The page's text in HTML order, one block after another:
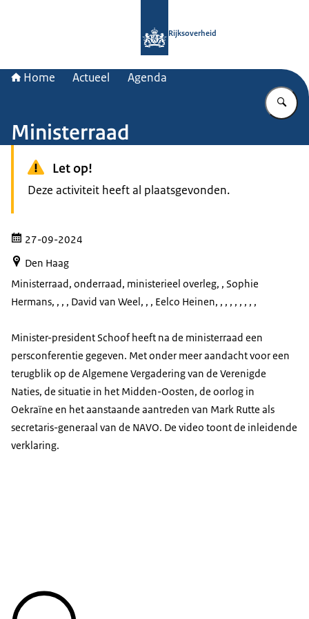
Rijksoverheid
Home Actueel Agenda
Ministerraad
Let op!
Deze activiteit heeft al plaatsgevonden.
27-09-2024
Den Haag
Ministerraad, onderraad, ministerieel overleg, , Sophie
Hermans, , , , David van Weel, , , Eelco Heinen, , , , , , , , ,
Minister-president Schoof heeft na de ministerraad een
persconferentie gegeven. Met onder meer aandacht voor een
terugblik op de Algemene Vergadering van de Verenigde
Naties, de situatie in het Midden-Oosten, de oorlog in
Oekraïne en het aanstaande aantreden van Mark Rutte als
secretaris-generaal van de NAVO. De video toont de inleidende
verklaring.